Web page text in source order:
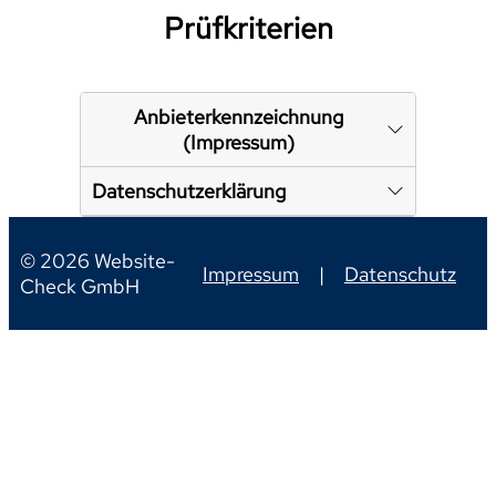
Prüfkriterien
Anbieterkennzeichnung
(Impressum)
Datenschutzerklärung
© 2026 Website-
Check GmbH
Impressum | Datenschutz